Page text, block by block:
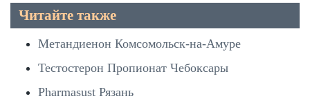
Читайте также
Метандиенон Комсомольск-на-Амуре
Тестостерон Пропионат Чебоксары
Pharmasust Рязань